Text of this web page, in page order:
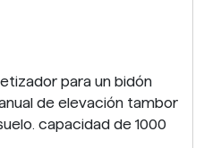
para un bidón
de elevación tambor
capacidad de 1000